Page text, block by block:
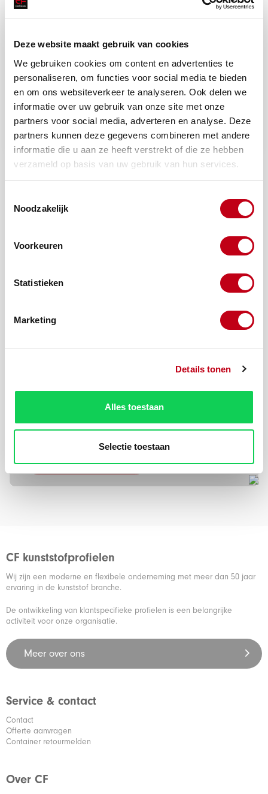
Deze website maakt gebruik van cookies
We gebruiken cookies om content en advertenties te
personaliseren, om functies voor social media te bieden
en om ons websiteverkeer te analyseren. Ook delen we
informatie over uw gebruik van onze site met onze
partners voor social media, adverteren en analyse. Deze
partners kunnen deze gegevens combineren met andere
informatie die u aan ze heeft verstrekt of die ze hebben
verzameld op basis van uw gebruik van hun services.
Noodzakelijk
Voorkeuren
Statistieken
Marketing
Details tonen
Alles toestaan
Selectie toestaan
Afmeting D
Offerte aanvragen
er niet bij?
CF kunststofprofielen
Wij zijn een moderne en flexibele onderneming met meer dan 50 jaar
ervaring in de kunststof branche.
De ontwikkeling van klantspecifieke profielen is een belangrijke
activiteit voor onze organisatie.
Meer over ons
Service & contact
Contact
Offerte aanvragen
Container retourmelden
Over CF